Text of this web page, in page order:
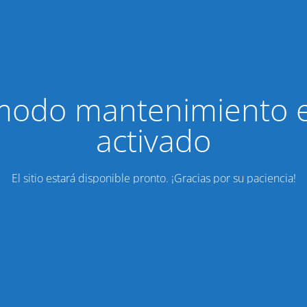
mantenimiento
activado
El sitio estará disponible pronto. ¡Gracias por su paciencia!